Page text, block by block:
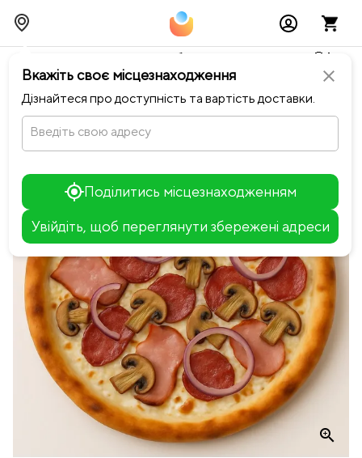
close
Вкажіть своє місцезнаходження
Дізнайтеся про доступність та вартість доставки.
Введіть свою адресу
Поділитись місцезнаходженням
Увійдіть, щоб переглянути збережені адреси
+
−
Тимчасово можливі перебої із онлайн оплатами🥺🔧
chevron_leftПовернутися до Pizza Go
zoom_in